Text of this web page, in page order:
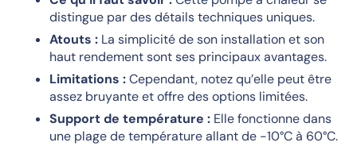
distingue par des détails techniques uniques.
Atouts : La simplicité de son installation et son
haut rendement sont ses principaux avantages.
Limitations :Cependant, notez qu’elle peut être
assez bruyante et offre des options limitées.
Support de température : Elle fonctionne dans
une plage de température allant de -10°C à 60°C.